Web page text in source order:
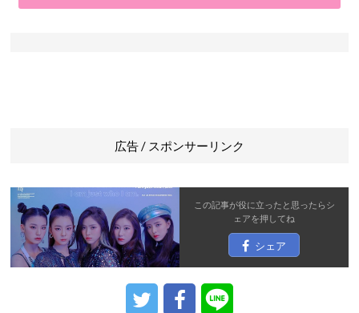
広告 / スポンサーリンク
この記事が役に立ったと思ったら シ
ェアを押してね
シェア